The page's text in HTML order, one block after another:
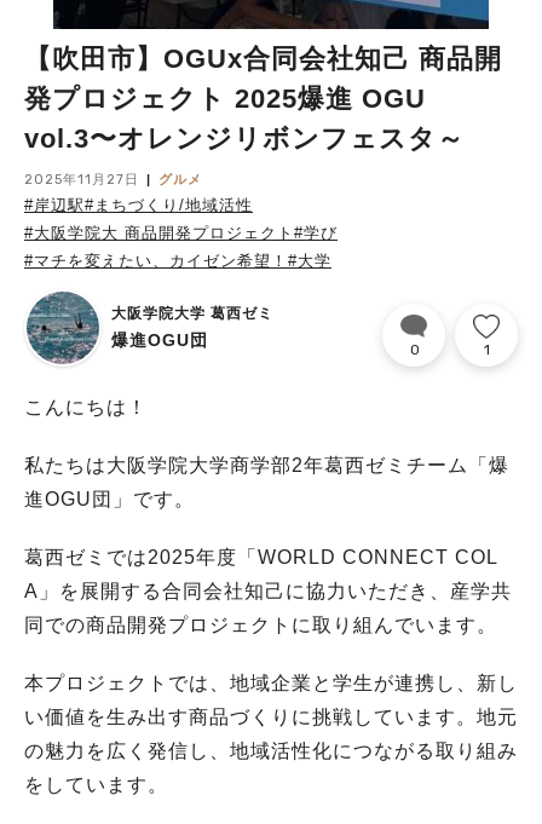
【吹田市】OGUx合同会社知己 商品開
発プロジェクト 2025爆進 OGU
vol.3〜オレンジリボンフェスタ～
2025年11月27日 グルメ
#岸辺駅#まちづくり/地域活性
#大阪学院大 商品開発プロジェクト #学び
#マチを変えたい、カイゼン希望！ #大学
大阪学院大学 葛西ゼミ
爆進OGU団 0 1
こんにちは！
私たちは大阪学院大学商学部2年葛西ゼミチーム「爆
進OGU団」です。
葛西ゼミでは2025年度「WORLD CONNECT COL
A」を展開する合同会社知己に協力いただき、産学共
同での商品開発プロジェクトに取り組んでいます。
本プロジェクトでは、地域企業と学生が連携し、新し
い価値を生み出す商品づくりに挑戦しています。地元
の魅力を広く発信し、地域活性化につながる取り組み
をしています。